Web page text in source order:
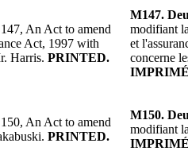
An Act to amend
Act, 1997 with
Harris. PRINTED.
M147.
modifiant
et
concerne
An Act to amend
PRINTED.
M150.
modifiant